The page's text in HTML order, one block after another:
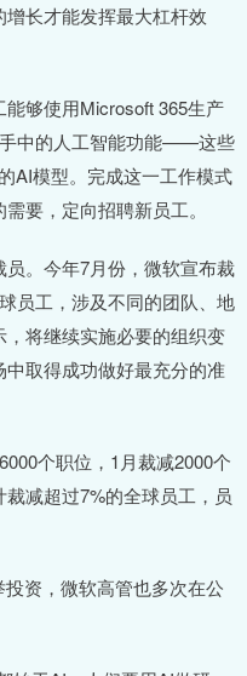
长才能发挥最大杠杆效
够使用Microsoft 365生产
手中的人工智能功能——这些
AI模型。完成这一工作模式
要，定向招聘新员工。
。今年7月份，微软宣布裁
员工，涉及不同的团队、地
将继续实施必要的组织变
取得成功做好最充分的准
个职位，1月裁减2000个
减超过7%的全球员工，员
资，微软高管也多次在公